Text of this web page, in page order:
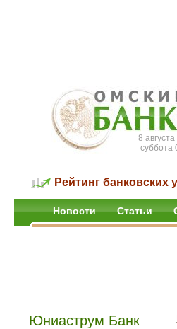
8
суббота
Рейтинг банковских
Новости Статьи
Юниаструм Банк